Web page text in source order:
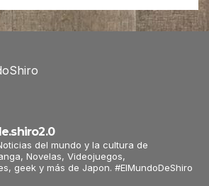
del mundo y la cultura de
Novelas, Videojuegos,
geek y más de Japon. #ElMundoDeShiro